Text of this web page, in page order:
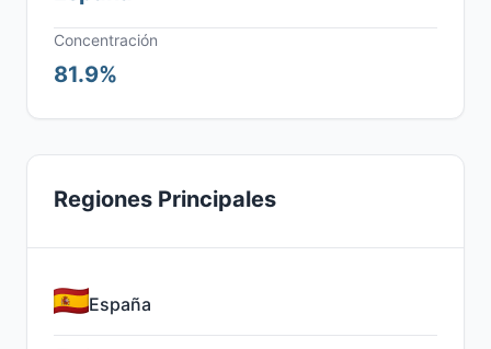
Concentración
81.9%
Regiones Principales
España